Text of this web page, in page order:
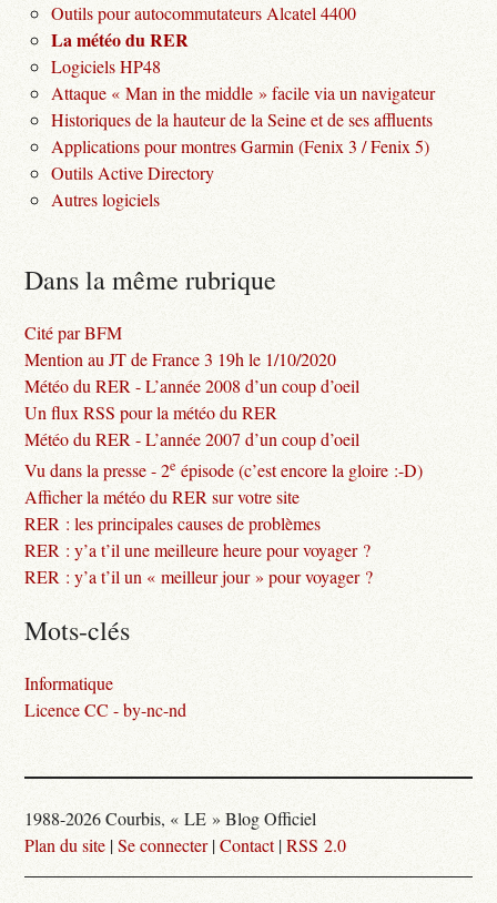
Outils pour autocommutateurs Alcatel 4400
La météo du RER
Logiciels HP48
Attaque « Man in the middle » facile via un navigateur
Historiques de la hauteur de la Seine et de ses affluents
Applications pour montres Garmin (Fenix 3 / Fenix 5)
Outils Active Directory
Autres logiciels
Dans la même rubrique
Cité par BFM
Mention au JT de France 3 19h le 1/10/2020
Météo du RER - L’année 2008 d’un coup d’oeil
Un flux RSS pour la météo du RER
Météo du RER - L’année 2007 d’un coup d’oeil
Vu dans la presse - 2e épisode (c’est encore la gloire :-D)
Afficher la météo du RER sur votre site
RER : les principales causes de problèmes
RER : y’a t’il une meilleure heure pour voyager ?
RER : y’a t’il un « meilleur jour » pour voyager ?
Mots-clés
Informatique
Licence CC - by-nc-nd
1988-2026 Courbis, « LE » Blog Officiel
Plan du site |Se connecter|Contact|RSS 2.0